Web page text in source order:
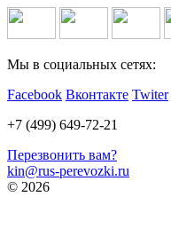
Мы в социальных сетях:
Facebook Вконтакте Twiter
+7 (499) 649-72-21
Перезвонить вам?
kin@rus-perevozki.ru
© 2026